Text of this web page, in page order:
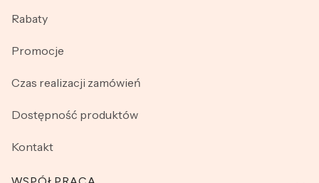
Rabaty
Promocje
Czas realizacji zamówień
Dostępność produktów
Kontakt